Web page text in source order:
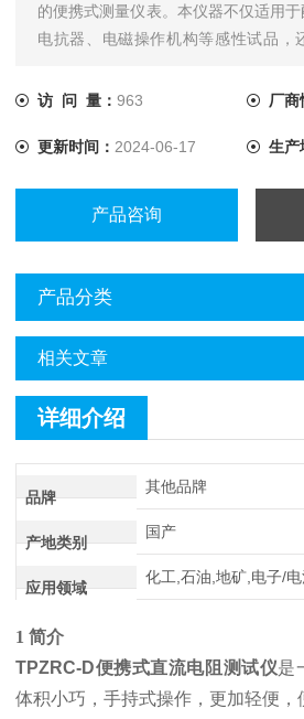
的便携式测量仪表。本仪器不仅适用于
电抗器、电磁操作机构等感性试品，
压器，由于低压线圈采用铜箔绕制，电
访 问 量： 963 厂商
更新时间： 2024-06-17 生产
产品咨询
产品分类
相关文章
详细介绍
品牌
其他品牌
产地类别
国产
应用领域
化工,石油,地矿,电子/
1 简介
TPZRC-D便携式直流电阻测试仪是
体积小巧，手持式操作，更加轻便，